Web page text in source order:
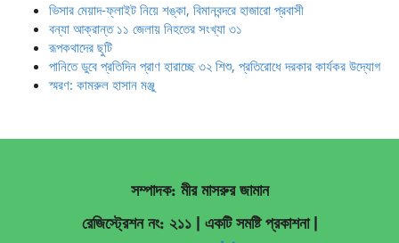
ভিসার মেয়াদ-ফ্লাইট নিয়ে শঙ্কা, বিমানবন্দরে হাজারো প্রবাসী
বন্যা আক্রান্ত ১১ জেলায় নিহতের সংখ্যা ৩১
রূপকথাদের ছুটি
পানিতে ডুবে প্রতিদিন প্রাণ হারাচ্ছে ৩২ শিশু, প্রতিরোধে দরকার কার্যকর উদ্যোগ
স্মরণ: কামরুল হাসান মঞ্জু
সম্পাদক: মীর মাসরুর জামান
রেজিস্ট্রেশন নং: ২১১ | একটি সমষ্টি প্রকাশনা